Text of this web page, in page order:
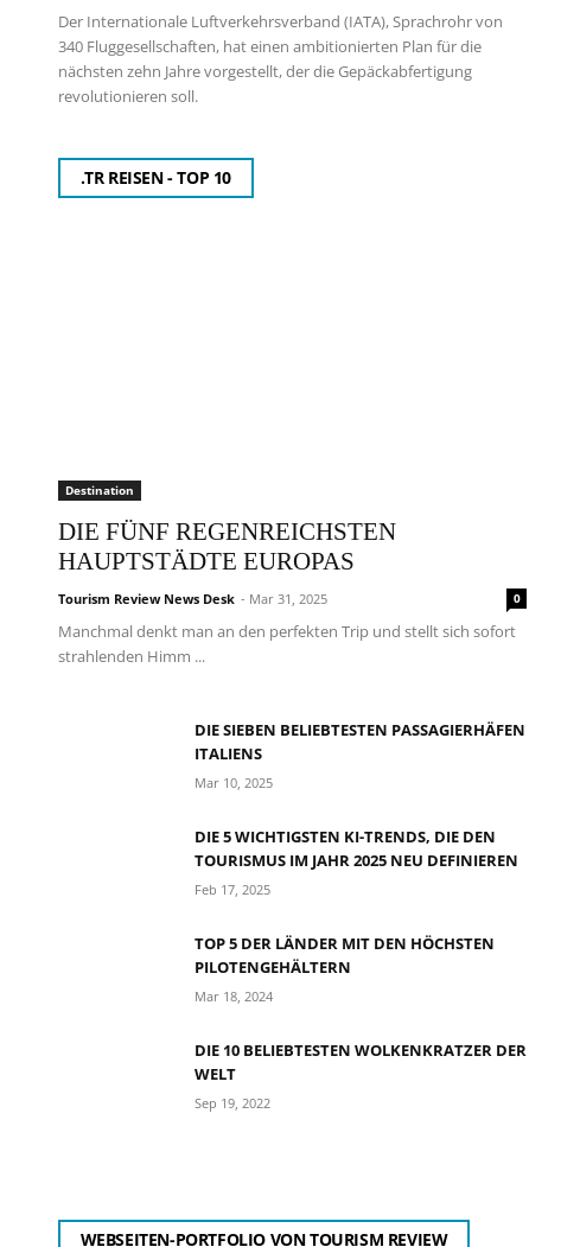
Der Internationale Luftverkehrsverband (IATA), Sprachrohr von
340 Fluggesellschaften, hat einen ambitionierten Plan für die
nächsten zehn Jahre vorgestellt, der die Gepäckabfertigung
revolutionieren soll.
.TR REISEN - TOP 10
Destination
DIE FÜNF REGENREICHSTEN
HAUPTSTÄDTE EUROPAS
Tourism Review News Desk - Mar 31, 2025 0
Manchmal denkt man an den perfekten Trip und stellt sich sofort
strahlenden Himm ...
DIE SIEBEN BELIEBTESTEN PASSAGIERHÄFEN
ITALIENS
Mar 10, 2025
DIE 5 WICHTIGSTEN KI-TRENDS, DIE DEN
TOURISMUS IM JAHR 2025 NEU DEFINIEREN
Feb 17, 2025
TOP 5 DER LÄNDER MIT DEN HÖCHSTEN
PILOTENGEHÄLTERN
Mar 18, 2024
DIE 10 BELIEBTESTEN WOLKENKRATZER DER
WELT
Sep 19, 2022
WEBSEITEN-PORTFOLIO VON TOURISM REVIEW